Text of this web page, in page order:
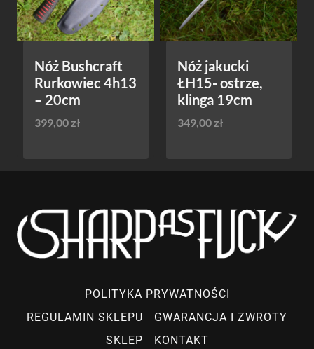
Nóż Bushcraft
Rurkowiec 4h13
– 20cm
399,00 zł
Nóż jakucki
ŁH15- ostrze,
klinga 19cm
349,00 zł
POLITYKA PRYWATNOŚCI
REGULAMIN SKLEPU
GWARANCJA I ZWROTY
SKLEP
KONTAKT